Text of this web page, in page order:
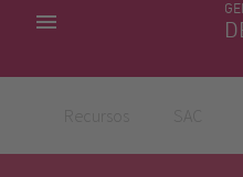
MIS APLICACIONES